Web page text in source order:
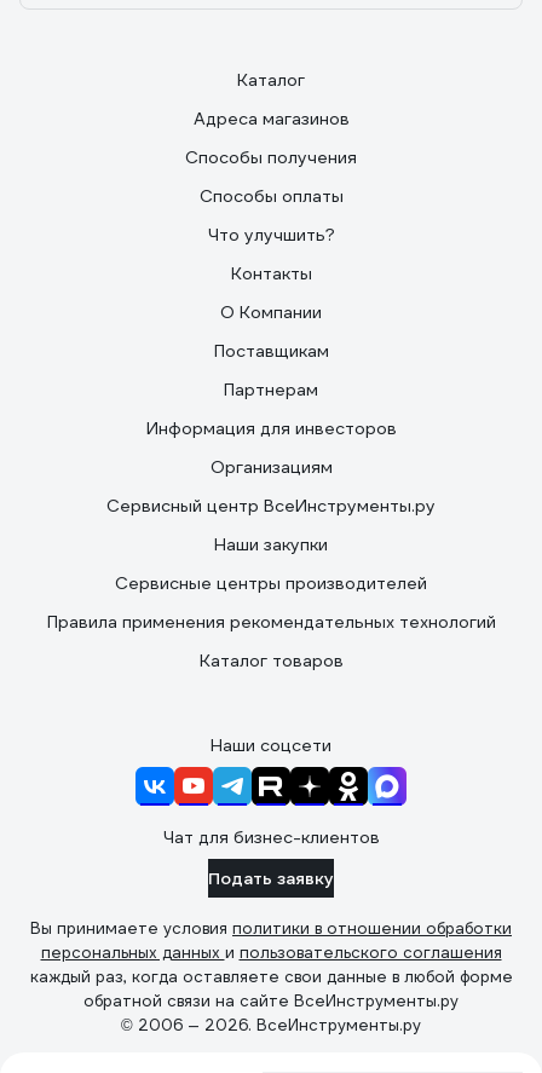
Каталог
Адреса магазинов
Способы получения
Способы оплаты
Что улучшить?
Контакты
О Компании
Поставщикам
Партнерам
Информация для инвесторов
Организациям
Сервисный центр ВсеИнструменты.ру
Наши закупки
Сервисные центры производителей
Правила применения рекомендательных технологий
Каталог товаров
Наши соцсети
Чат для бизнес-клиентов
Подать заявку
Вы принимаете условия политики в отношении обработки
персональных данных и пользовательского соглашения
каждый раз, когда оставляете свои данные в любой форме
обратной связи на сайте ВсеИнструменты.ру
© 2006 — 2026. ВсеИнструменты.ру